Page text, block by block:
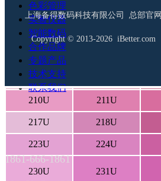
189U 190U
1895U 1905U
196U
203U
210U 211U
217U 218U
223U 224U
230U 231U
色彩管理
实验仪器
智能数码
合作品牌
专题产品
技术支持
联系我们
上海备得数码科技有限公司 总部官网
Copyright © 2013-2026 iBetter.com
1861-666-1861